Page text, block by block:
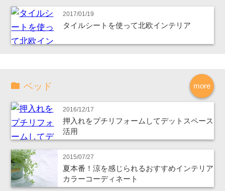
2017/01/19
タイルシートを使って北欧インテリア
more
ベッド
2016/12/17
押入れをプチリフォームしてデットスペース
活用
2015/07/27
夏本番！涼を感じられるおすすめインテリア
カラーコーディネート